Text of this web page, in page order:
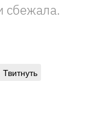
сбежала.
Твитнуть